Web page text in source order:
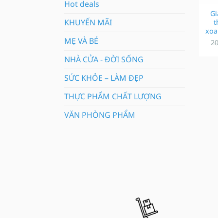
Hot deals
KHUYẾN MÃI
MẸ VÀ BÉ
NHÀ CỬA - ĐỜI SỐNG
SỨC KHỎE – LÀM ĐẸP
THỰC PHẨM CHẤT LƯỢNG
VĂN PHÒNG PHẨM